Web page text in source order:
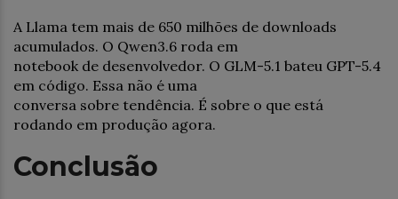
A Llama tem mais de 650 milhões de downloads
acumulados. O Qwen3.6 roda em
notebook de desenvolvedor. O GLM-5.1 bateu GPT-5.4
em código. Essa não é uma
conversa sobre tendência. É sobre o que está
rodando em produção agora.
Conclusão